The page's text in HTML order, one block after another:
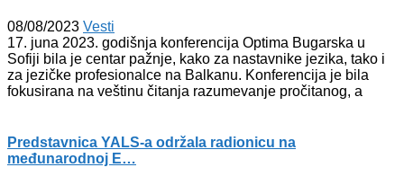
08/08/2023 Vesti
17. juna 2023. godišnja konferencija Optima Bugarska u
Sofiji bila je centar pažnje, kako za nastavnike jezika, tako i
za jezičke profesionalce na Balkanu. Konferencija je bila
fokusirana na veštinu čitanja razumevanje pročitanog, a
Predstavnica YALS-a održala radionicu na
međunarodnoj E…